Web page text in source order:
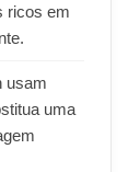
ricos em
usam
uma